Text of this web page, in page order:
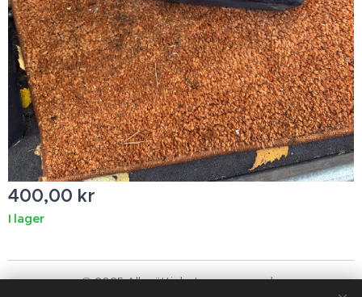
400,00 kr
I lager
© 2025 Alla rättigheter reserverade